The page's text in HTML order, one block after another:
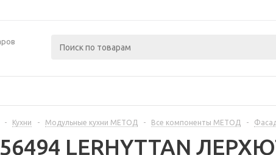
- Кухни - Модульные кухни МЕТОД - Все компоненты МЕТОД -
LERHYTTAN